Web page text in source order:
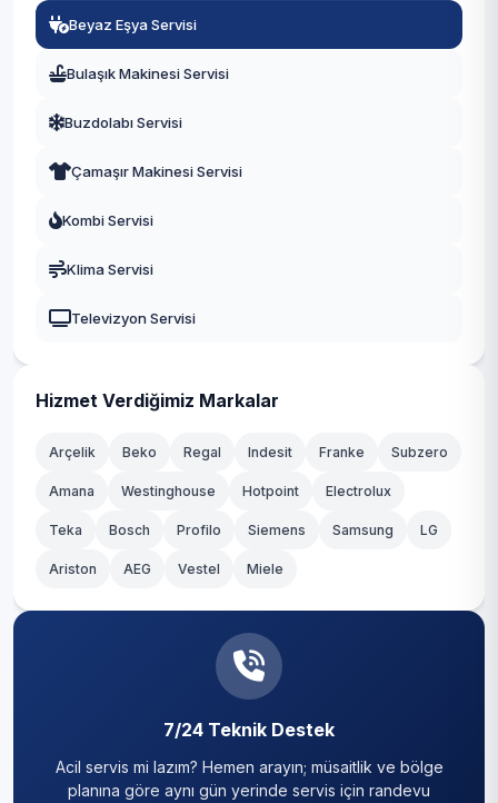
Beyaz Eşya Servisi
Bulaşık Makinesi Servisi
Buzdolabı Servisi
Çamaşır Makinesi Servisi
Kombi Servisi
Klima Servisi
Televizyon Servisi
Hizmet Verdiğimiz Markalar
Arçelik Beko Regal Indesit Franke Subzero
Amana Westinghouse Hotpoint Electrolux
Teka Bosch Profilo Siemens Samsung LG
Ariston AEG Vestel Miele
7/24 Teknik Destek
Acil servis mi lazım? Hemen arayın; müsaitlik ve bölge
planına göre aynı gün yerinde servis için randevu